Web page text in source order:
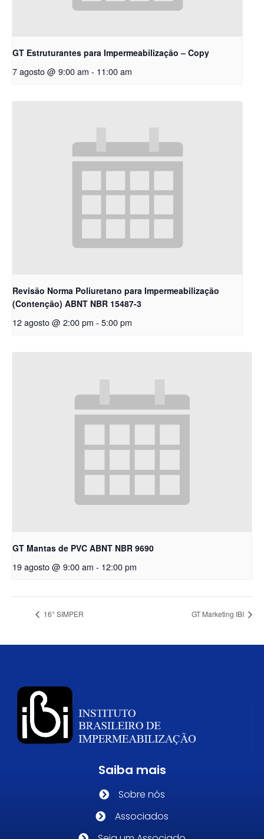
GT Estruturantes para Impermeabilização – Copy
7 agosto @ 9:00 am - 11:00 am
Revisão Norma Poliuretano para Impermeabilização
(Contenção) ABNT NBR 15487-3
12 agosto @ 2:00 pm - 5:00 pm
GT Mantas de PVC ABNT NBR 9690
19 agosto @ 9:00 am - 12:00 pm
16° SIMPER GT Marketing IBI
Saiba mais
Sobre nós
Associados